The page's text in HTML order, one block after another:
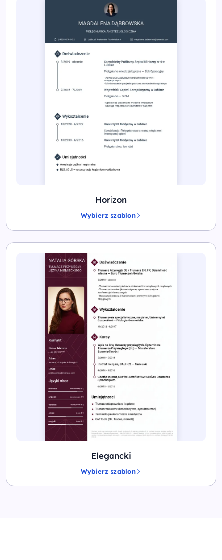
Horizon
Wybierz szablon
Elegancki
Wybierz szablon